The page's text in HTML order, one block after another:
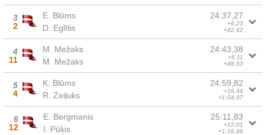
3
2
E. Blūms
D. Eglītis
24:37,27
+6,23
+42,42
4
11
M. Mežaks
M. Mežaks
24:43,38
+6,11
+48,53
5
4
K. Blūms
R. Zeiļuks
24:59,82
+16,44
+1:04,97
6
12
E. Bergmanis
I. Pūķis
25:11,83
+12,01
+1:16,98